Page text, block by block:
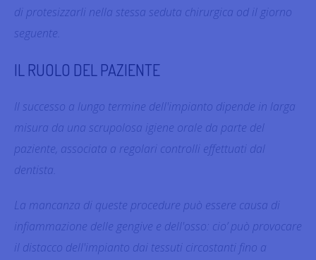
di protesizzarli nella stessa seduta chirurgica od il giorno
seguente.
IL RUOLO DEL PAZIENTE
Il successo a lungo termine dell'impianto dipende in larga
misura da una scrupolosa igiene orale da parte del
paziente, associata a regolari controlli effettuati dal
dentista.
La mancanza di queste procedure può essere causa di
infiammazione delle gengive e dell'osso: cio’ può provocare
il distacco dell'impianto dai tessuti circostanti fino a